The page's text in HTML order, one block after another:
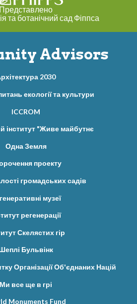
Представлено
та ботанічний сад Фіппса
Advisors
2030
екології та культури
ICCROM
інститут "Живе майбутнє
Одна Земля
проекту
громадських садів
музеї
регенерації
Скелястих гір
Бульвінк
Організації Об'єднаних Націй
Ми все ще в грі
Monuments Fund